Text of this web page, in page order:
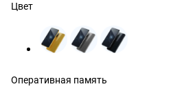
Цвет
Оперативная память